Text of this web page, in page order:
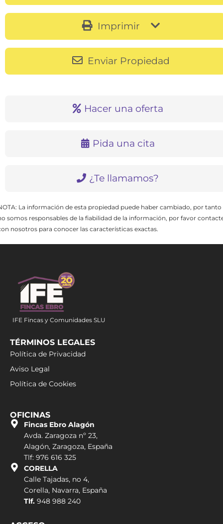
Imprimir
Enviar Propiedad
Hacer una oferta
Pida una cita
¿Te llamamos?
La información de esta propiedad puede haber cambiado, por tanto
somos responsables de la fiabilidad de la información, por favor
nosotros para conocer las características exactas.
IFE Fincas y Comunidades SLU
TÉRMINOS LEGALES
Política de Privacidad
Aviso Legal
Política de Cookies
OFICINAS
Fincas Ebro Alagón
Avda. Zaragoza nº 23,
Alagón, Zaragoza, España
Tlf: 976 616 325
CORELLA
Calle Tajadas, no 4,
Corella, Navarra, España
Tlf. 948 988 240